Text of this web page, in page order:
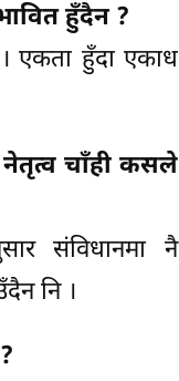
हुँदैन ?
एकता हुँदा एकाध
नेतृत्व चाँही कसले
संविधानमा नै
नि ।